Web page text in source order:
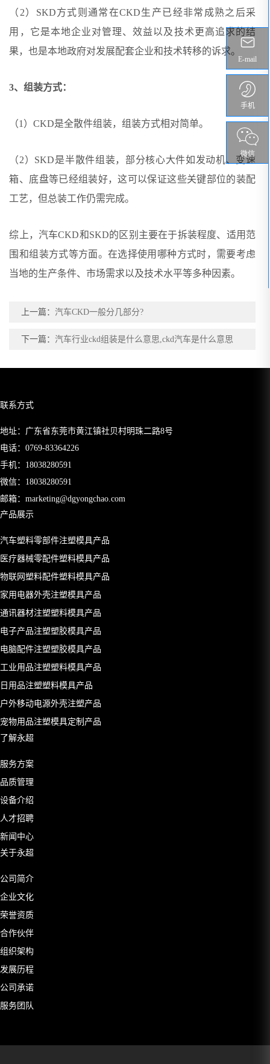
（2）SKD方式则通常在CKD生产已经非常成熟之后采
用，它是本地企业对管理、效益以及技术更高追求的结
果，也是本地政府对发展配套企业和技术转移的诉求。
3、组装方式：
（1）CKD是全散件组装，组装方式相对简单。
（2）SKD是半散件组装，部分核心大件如发动机、变速
箱、底盘等已经组装好，这可以保证这些关键部位的装配
工艺，但总装工作仍需完成。
综上，汽车CKD和SKD的区别主要在于拆装程度、适用范
围和组装方式等方面。在选择使用哪种方式时，需要考虑
当地的生产条件、市场需求以及技术水平等多种因素。
上一篇： 汽车CKD一般分几部分?
下一篇： 汽车行业ckd组装是什么意思,ckd汽车是什么意思
E-mail
手机
微信
联系方式
地址：广东省东莞市黄江镇社贝村明珠二路8号
电话： 0769-83364226
手机： 18038280591
微信：18038280591
邮箱： marketing@dgyongchao.com
产品展示
汽车塑料零部件注塑模具产品
医疗器械零配件塑料模具产品
物联网塑料配件塑料模具产品
家用电器外壳注塑模具产品
通讯器材注塑塑料模具产品
电子产品注塑塑胶模具产品
电脑配件注塑塑胶模具产品
工业用品注塑塑料模具产品
日用品注塑塑料模具产品
户外移动电源外壳注塑产品
宠物用品注塑模具定制产品
了解永超
服务方案
品质管理
设备介绍
人才招聘
新闻中心
关于永超
公司简介
企业文化
荣誉资质
合作伙伴
组织架构
发展历程
公司承诺
服务团队